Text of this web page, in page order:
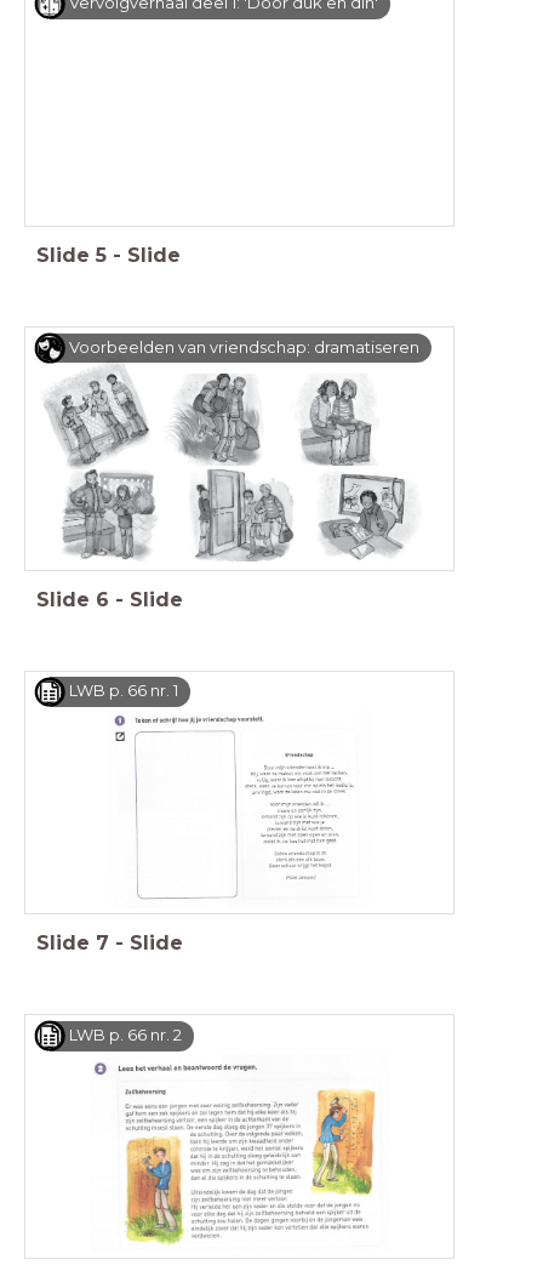
Slide 5 - Slide
Voorbeelden van vriendschap: dramatiseren
Slide 6 - Slide
LWB p. 66 nr. 1
Slide 7 - Slide
LWB p. 66 nr. 2